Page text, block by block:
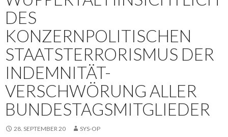
DES
KONZERNPOLITISCHEN
STAATSTERRORISMUS DER
INDEMNITÄT-
VERSCHWÖRUNG ALLER
BUNDESTAGSMITGLIEDER
28. SEPTEMBER 20 SYS-OP